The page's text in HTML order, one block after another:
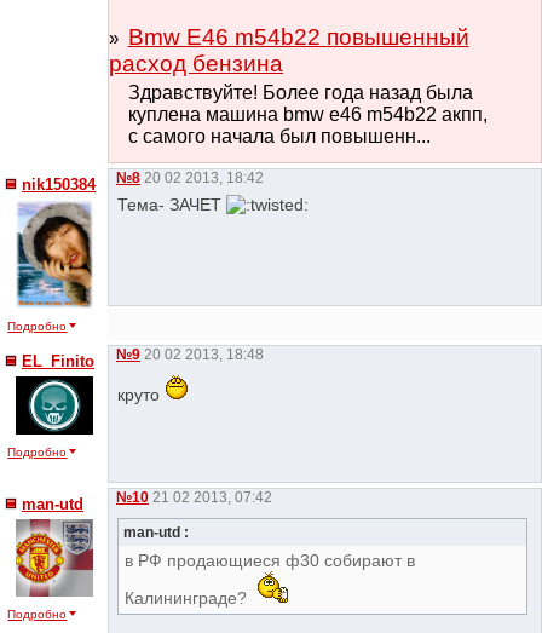
Bmw E46 m54b22 повышенный
расход бензина
Здравствуйте! Более года назад была
куплена машина bmw e46 m54b22 акпп,
с самого начала был повышенн...
nik150384
Подробно
№8 20 02 2013, 18:42
Тема- ЗАЧЕТ
EL_Finito
Подробно
№9 20 02 2013, 18:48
круто
man-utd
Подробно
№10 21 02 2013, 07:42
man-utd :
в РФ продающиеся ф30 собирают в
Калининграде?